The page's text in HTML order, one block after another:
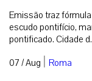
Emissão traz
escudo pontifício,
pontificado. Cidade
07 / Aug | Roma